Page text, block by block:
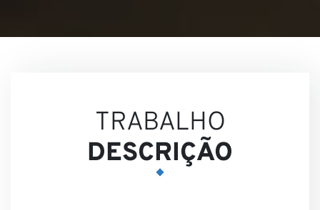
Visões
TRABALHO
DESCRIÇÃO